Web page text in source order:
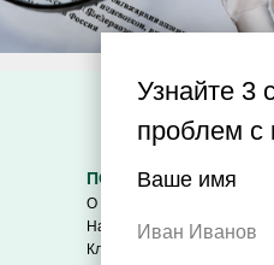
Узнайте 3
проблем с
Ваше имя
Иван Иванов
ПОЛЕЗНОЕ
О компании
Наша практика
Клиентам